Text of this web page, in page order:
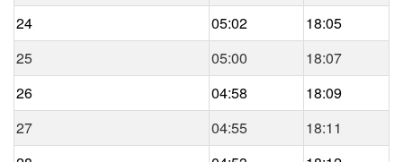
24
05:02
18:05
25
05:00
18:07
26
04:58
18:09
27
04:55
18:11